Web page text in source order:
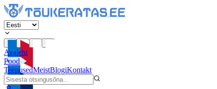
Avaleht
Pood
TeenusedMeistBlogiKontakt